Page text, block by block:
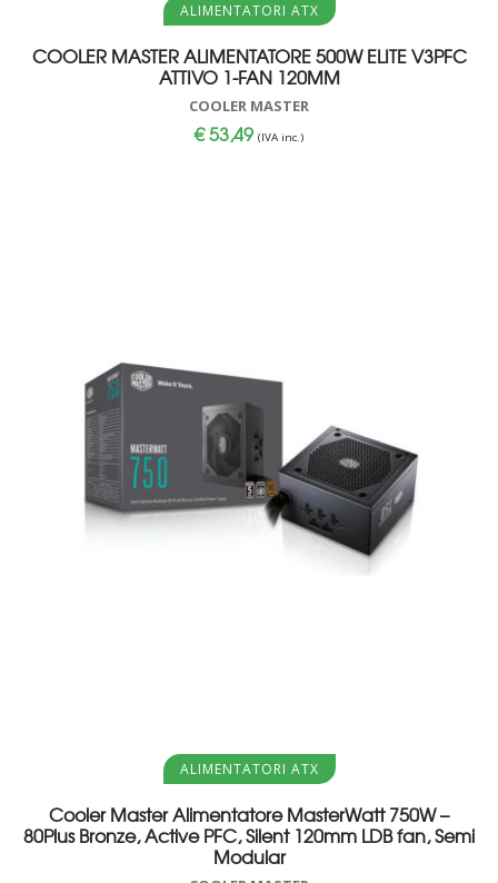
ALIMENTATORI ATX
COOLER MASTER ALIMENTATORE 500W ELITE V3PFC
ATTIVO 1-FAN 120MM
COOLER MASTER
€53,49 (IVA inc.)
Aggiungi al carrello
ALIMENTATORI ATX
Cooler Master Alimentatore MasterWatt 750W –
80Plus Bronze, Active PFC, Silent 120mm LDB fan, Semi
Modular